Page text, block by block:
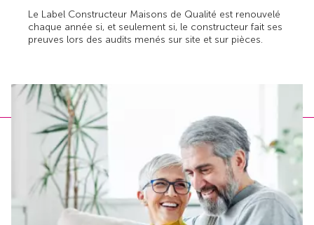
Le Label Constructeur Maisons de Qualité est renouvelé
chaque année si, et seulement si, le constructeur fait ses
preuves lors des audits menés sur site et sur pièces.